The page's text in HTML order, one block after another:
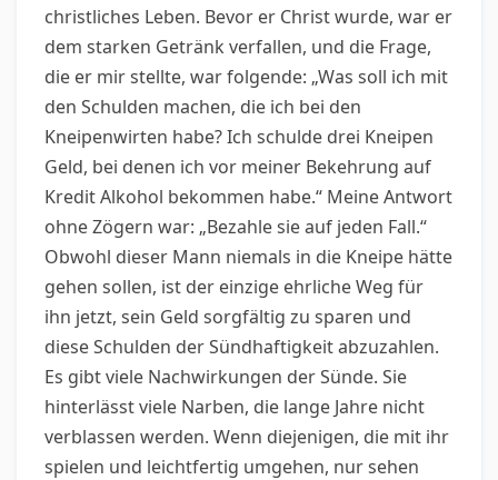
christliches Leben. Bevor er Christ wurde, war er
dem starken Getränk verfallen, und die Frage,
die er mir stellte, war folgende: „Was soll ich mit
den Schulden machen, die ich bei den
Kneipenwirten habe? Ich schulde drei Kneipen
Geld, bei denen ich vor meiner Bekehrung auf
Kredit Alkohol bekommen habe.“ Meine Antwort
ohne Zögern war: „Bezahle sie auf jeden Fall.“
Obwohl dieser Mann niemals in die Kneipe hätte
gehen sollen, ist der einzige ehrliche Weg für
ihn jetzt, sein Geld sorgfältig zu sparen und
diese Schulden der Sündhaftigkeit abzuzahlen.
Es gibt viele Nachwirkungen der Sünde. Sie
hinterlässt viele Narben, die lange Jahre nicht
verblassen werden. Wenn diejenigen, die mit ihr
spielen und leichtfertig umgehen, nur sehen